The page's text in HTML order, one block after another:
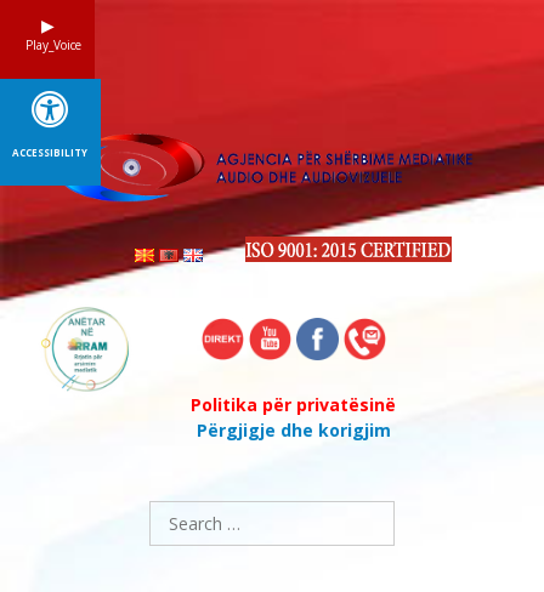
Politika për privatësinë
Përgjigje dhe korigjim
Search
for:
Play_Voice
ACCESSIBILITY